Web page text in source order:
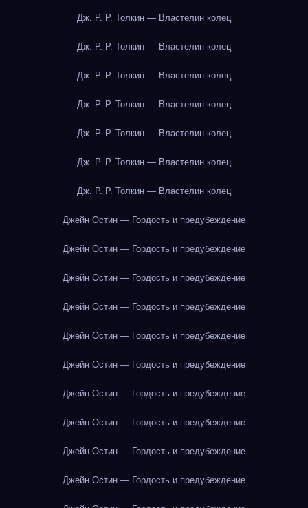
Дж. Р. Р. Толкин — Властелин колец
Дж. Р. Р. Толкин — Властелин колец
Дж. Р. Р. Толкин — Властелин колец
Дж. Р. Р. Толкин — Властелин колец
Дж. Р. Р. Толкин — Властелин колец
Дж. Р. Р. Толкин — Властелин колец
Дж. Р. Р. Толкин — Властелин колец
Джейн Остин — Гордость и предубеждение
Джейн Остин — Гордость и предубеждение
Джейн Остин — Гордость и предубеждение
Джейн Остин — Гордость и предубеждение
Джейн Остин — Гордость и предубеждение
Джейн Остин — Гордость и предубеждение
Джейн Остин — Гордость и предубеждение
Джейн Остин — Гордость и предубеждение
Джейн Остин — Гордость и предубеждение
Джейн Остин — Гордость и предубеждение